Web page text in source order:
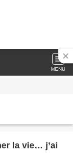
MENU
la vie… j’ai